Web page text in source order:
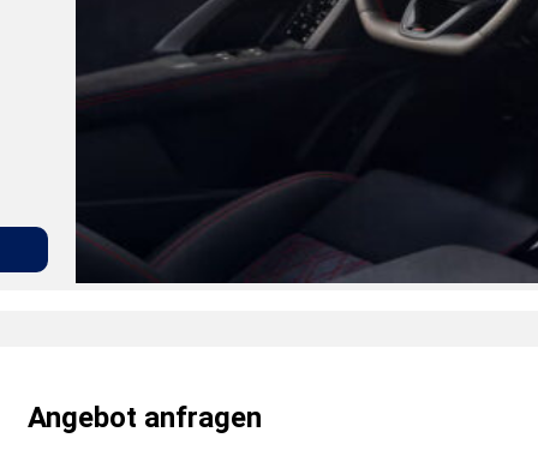
Angebot anfragen
Gemerkte Fahrzeuge